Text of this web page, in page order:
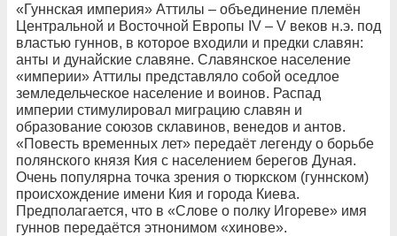
«Гуннская империя» Аттилы – объединение племён
Центральной и Восточной Европы IV – V веков н.э. под
властью гуннов, в которое входили и предки славян:
анты и дунайские славяне. Славянское население
«империи» Аттилы представляло собой оседлое
земледельческое население и воинов. Распад
империи стимулировал миграцию славян и
образование союзов склавинов, венедов и антов.
«Повесть временных лет» передаёт легенду о борьбе
полянского князя Кия с населением берегов Дуная.
Очень популярна точка зрения о тюркском (гуннском)
происхождение имени Кия и города Киева.
Предполагается, что в «Слове о полку Игореве» имя
гуннов передаётся этнонимом «хинове».